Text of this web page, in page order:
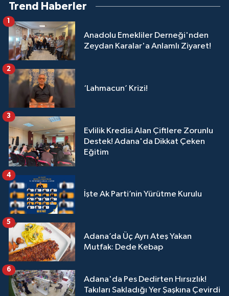
Trend Haberler
Anadolu Emekliler Derneği'nden
Zeydan Karalar'a Anlamlı Ziyaret!
1
‘Lahmacun’ Krizi!
2
Evlilik Kredisi Alan Çiftlere Zorunlu
Destek! Adana'da Dikkat Çeken
Eğitim
3
İşte Ak Parti’nin Yürütme Kurulu
4
Adana’da Üç Ayrı Ateş Yakan
Mutfak: Dede Kebap
5
Adana'da Pes Dedirten Hırsızlık!
Takıları Sakladığı Yer Şaşkına Çevirdi
6